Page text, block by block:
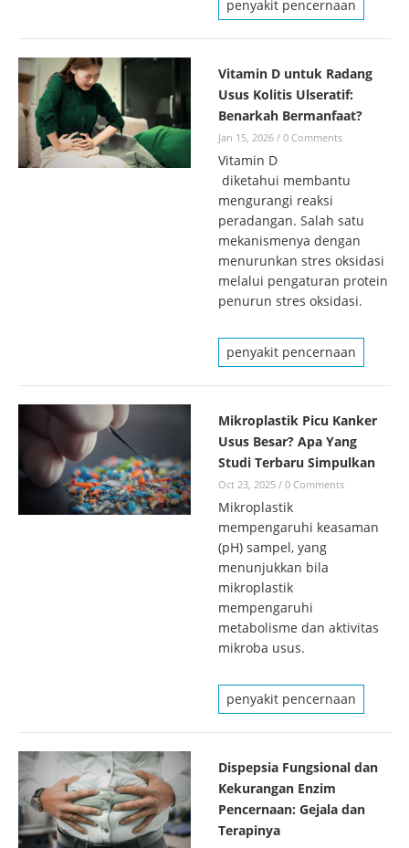
penyakit pencernaan
Vitamin D untuk Radang
Usus Kolitis Ulseratif:
Benarkah Bermanfaat?
Jan 15, 2026 / 0 Comments
Vitamin D
diketahui membantu
mengurangi reaksi
peradangan. Salah satu
mekanismenya dengan
menurunkan stres oksidasi
melalui pengaturan protein
penurun stres oksidasi.
penyakit pencernaan
Mikroplastik Picu Kanker
Usus Besar? Apa Yang
Studi Terbaru Simpulkan
Oct 23, 2025 / 0 Comments
Mikroplastik
mempengaruhi keasaman
(pH) sampel, yang
menunjukkan bila
mikroplastik
mempengaruhi
metabolisme dan aktivitas
mikroba usus.
penyakit pencernaan
Dispepsia Fungsional dan
Kekurangan Enzim
Pencernaan: Gejala dan
Terapinya